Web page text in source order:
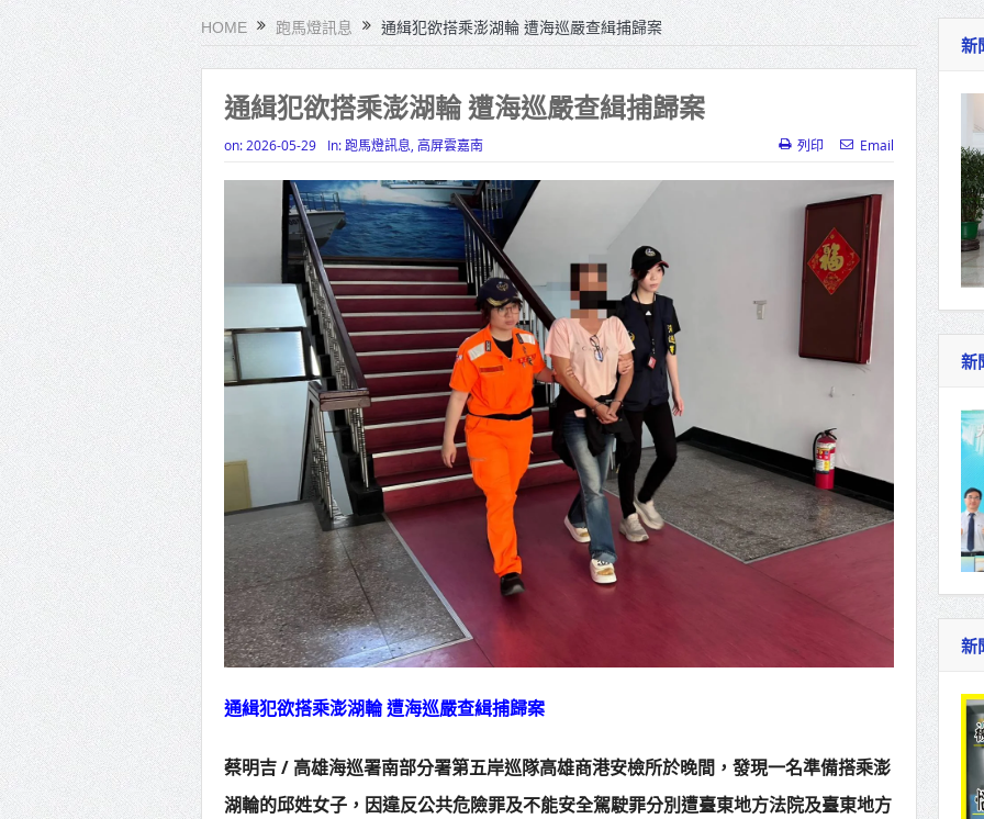
北市鮮奶週報再升級！8月31日補助擴大至國中生
雙北合作里程碑！萬大線動態測試 侯友宜蔣萬安攜手
高齡健康產業博覽會8/7盛大登場 新北形象館亮相
打鐵厝北側產業園區產業設施公共動土創造千個就業
高雄「三民運動中心」市長陳其邁、運動部長李洋各
揭幕
高雄東照山關帝廟全國國中小學書法比賽 圓滿落幕
賴清德總統主持將官晉任 期勉精進不對稱戰力
蔣萬安再拋出「倒閣說」 喊推陳其邁組閣
賴總統肯定「金唐獎」得獎者及入圍者 允諾完善支持
HOME 跑馬燈訊息 通緝犯欲搭乘澎湖輪 遭海巡嚴查緝捕歸案
通緝犯欲搭乘澎湖輪 遭海巡嚴查緝捕歸案
on: 2026-05-29 In: 跑馬燈訊息 高屏雲嘉南 列印 Email
通緝犯欲搭乘澎湖輪 遭海巡嚴查緝捕歸案
蔡明吉 / 高雄海巡署南部分署第五岸巡隊高雄商港安檢所於晚間，發現一名準備搭乘澎
湖輪的邱姓女子，因違反公共危險罪及不能安全駕駛罪分別遭臺東地方法院及臺東地方
新
新
新